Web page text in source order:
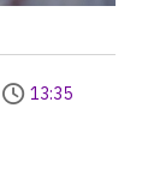
13:35